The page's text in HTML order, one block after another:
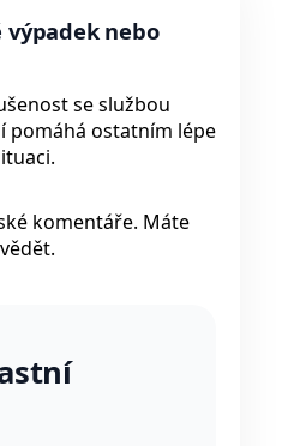
výpadek nebo
se službou
pomáhá ostatním lépe
komentáře. Máte